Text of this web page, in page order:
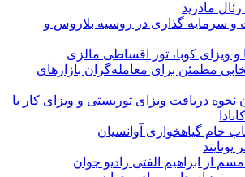
مادرید
سرمایه گذاری در روسیه بلاروس و
و ویزای کوبا، تور اقساطی مالزی
مطمئن برای معامله‌گران بازارهای
نحوه دریافت ویزای توریستی و ویزای کار با
خام گیاهخواری آوانسیان
یونایتد
از ابراهیم الفتی رادیو جوان